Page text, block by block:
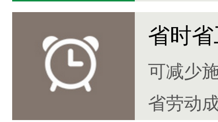
30%
省时
可减少
省劳动